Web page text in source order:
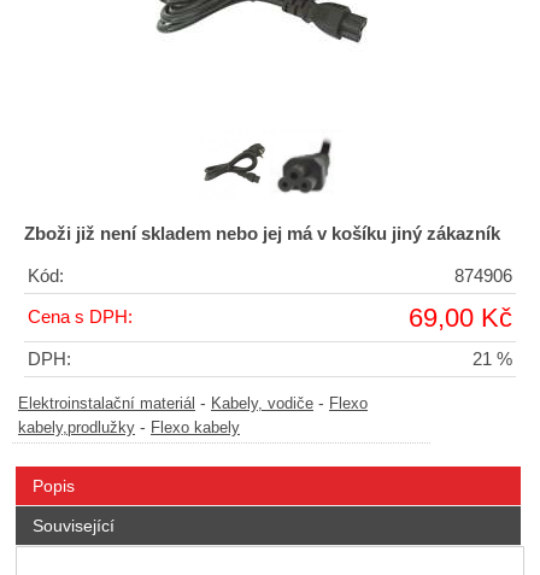
Zboži již není skladem nebo jej má v košíku jiný zákazník
Kód: 874906
Cena s DPH: 69,00 Kč
DPH: 21 %
Elektroinstalační materiál - Kabely, vodiče - Flexo
kabely,prodlužky - Flexo kabely
Popis
Související